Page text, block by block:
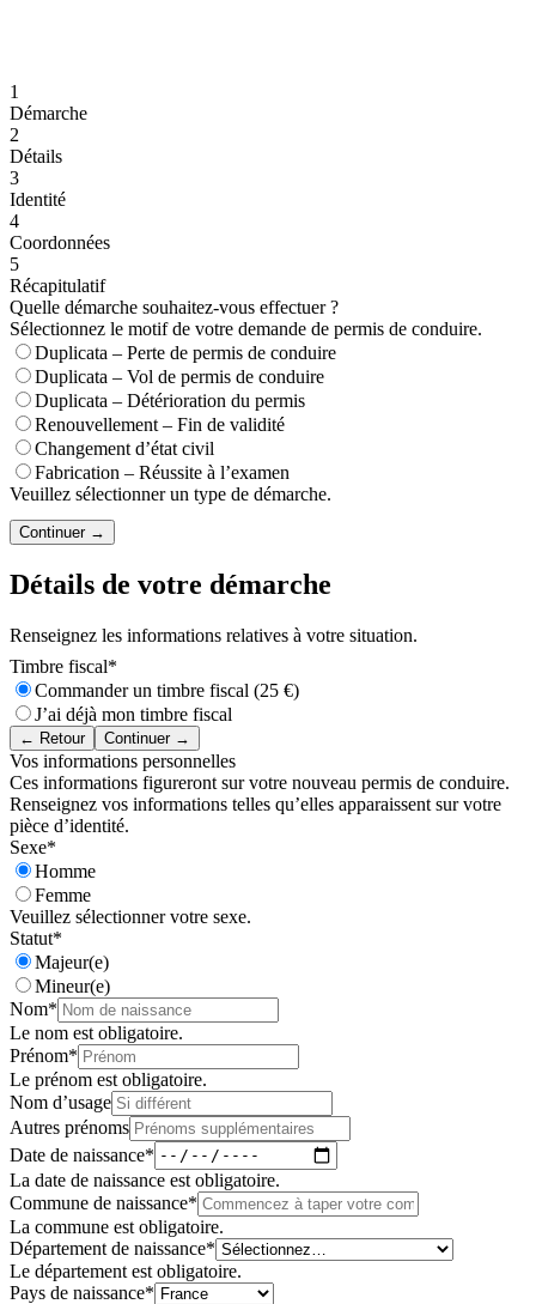
1
Démarche
2
Détails
3
Identité
4
Coordonnées
5
Récapitulatif
Quelle démarche souhaitez-vous effectuer ?
Sélectionnez le motif de votre demande de permis de conduire.
Duplicata – Perte de permis de conduire
Duplicata – Vol de permis de conduire
Duplicata – Détérioration du permis
Renouvellement – Fin de validité
Changement d’état civil
Fabrication – Réussite à l’examen
Veuillez sélectionner un type de démarche.
Continuer →
Détails de votre démarche
Renseignez les informations relatives à votre situation.
Timbre fiscal*
Commander un timbre fiscal (25 €)
J’ai déjà mon timbre fiscal
← Retour Continuer →
Vos informations personnelles
Ces informations figureront sur votre nouveau permis de conduire.
Renseignez vos informations telles qu’elles apparaissent sur votre
pièce d’identité.
Sexe*
Homme
Femme
Veuillez sélectionner votre sexe.
Statut*
Majeur(e)
Mineur(e)
Nom*
Le nom est obligatoire.
Prénom*
Le prénom est obligatoire.
Nom d’usage
Autres prénoms
Date de naissance*
La date de naissance est obligatoire.
Commune de naissance*
La commune est obligatoire.
Département de naissance*
Le département est obligatoire.
Pays de naissance*